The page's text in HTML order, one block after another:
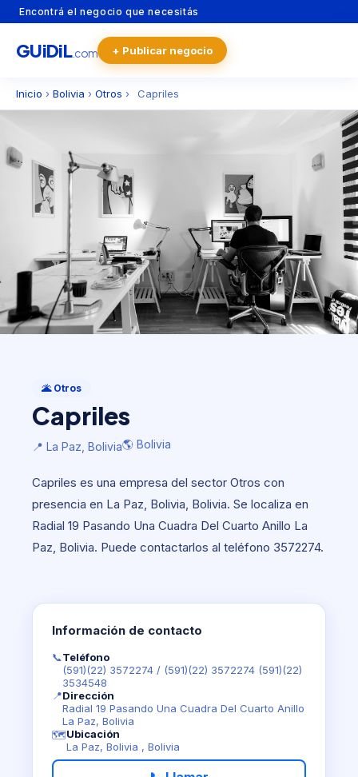
Encontrá el negocio que necesitás
GUiDiL.com + Publicar negocio
Inicio › Bolivia › Otros › Capriles
Capriles
📍 La Paz, Bolivia🌎 Bolivia
🌋 Otros
Capriles
📍 La Paz, Bolivia🌎 Bolivia
Capriles es una empresa del sector Otros con
presencia en La Paz, Bolivia, Bolivia. Se localiza en
Radial 19 Pasando Una Cuadra Del Cuarto Anillo La
Paz, Bolivia. Puede contactarlos al teléfono 3572274.
Información de contacto
📞Teléfono
(591)(22) 3572274 / (591)(22) 3572274 (591)(22)
3534548
📍Dirección
Radial 19 Pasando Una Cuadra Del Cuarto Anillo
La Paz, Bolivia
🗺️Ubicación
La Paz, Bolivia , Bolivia